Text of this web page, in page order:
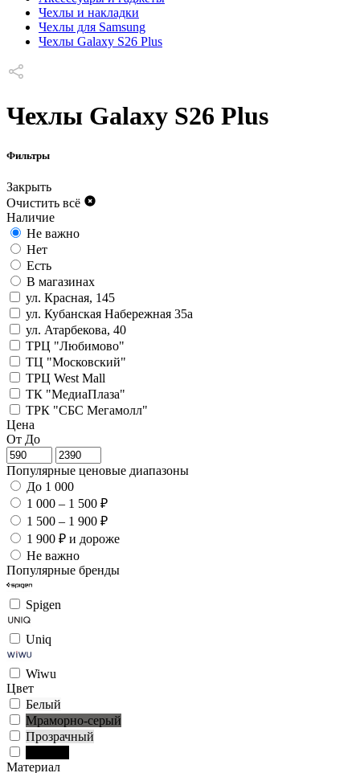
Чехлы и накладки
Чехлы для Samsung
Чехлы Galaxy S26 Plus
Чехлы Galaxy S26 Plus
Фильтры
Закрыть
Очистить всё
Наличие
Не важно
Нет
Есть
В магазинах
ул. Красная, 145
ул. Кубанская Набережная 35а
ул. Атарбекова, 40
ТРЦ "Любимово"
ТЦ "Московский"
ТРЦ West Mall
ТК "МедиаПлаза"
ТРК "СБС Мегамолл"
Цена
От До
Популярные ценовые диапазоны
До 1 000
1 000 – 1 500 ₽
1 500 – 1 900 ₽
1 900 ₽ и дороже
Не важно
Популярные бренды
Spigen
Uniq
Wiwu
Цвет
Белый
Мраморно-серый
Прозрачный
Материал